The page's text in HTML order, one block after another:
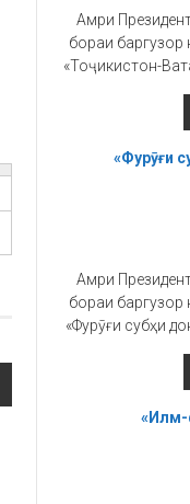
Амри
бораи баргузор
«Тоҷикистон-
«Фурӯғи
Амри
бораи баргузор
«Фурӯғи субҳи
«Илм-